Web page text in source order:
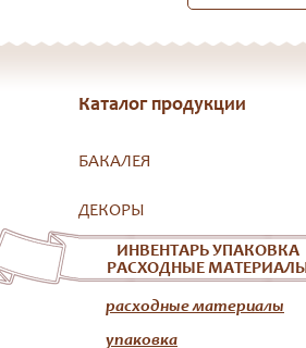
Каталог продукции
БАКАЛЕЯ
ДЕКОРЫ
ИНВЕНТАРЬ УПАКОВКА
РАСХОДНЫЕ МАТЕРИАЛЫ
расходные материалы
упаковка